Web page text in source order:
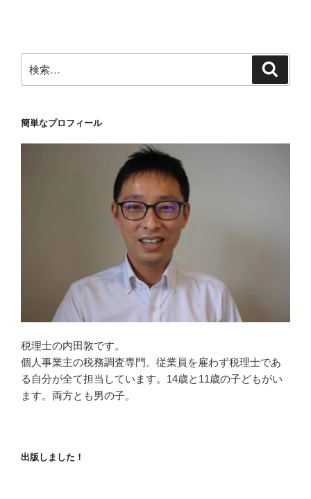
索:
簡単なプロフィール
税理士の内田敦です。
個人事業主の税務調査専門。従業員を雇わず税理士であ
る自分が全て担当しています。14歳と11歳の子どもがい
ます。両方とも男の子。
出版しました！